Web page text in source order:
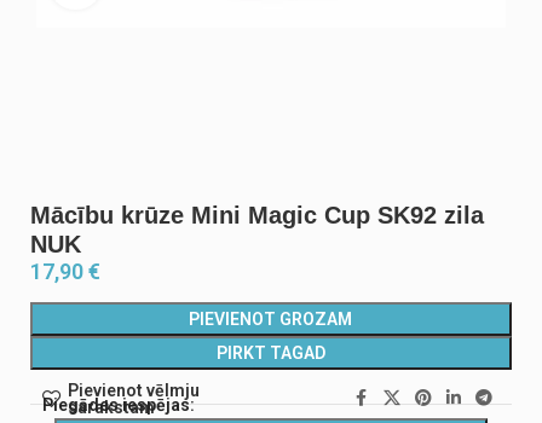
Mācību krūze Mini Magic Cup SK92 zila
NUK
17,90€
PIEVIENOT GROZAM
PIRKT TAGAD
Pievienot vēlmju
sarakstam
Piegādes iespējas: